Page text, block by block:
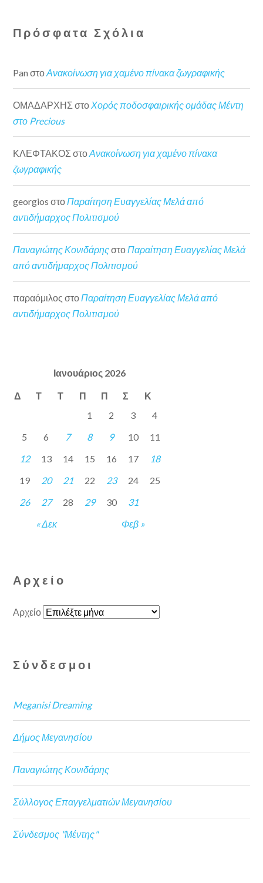
Πρόσφατα Σχόλια
Pan στοΑνακοίνωση για χαμένο πίνακα ζωγραφικής
ΟΜΑΔΑΡΧΗΣ στο Χορός ποδοσφαιρικής ομάδας Μέντη
στο Precious
ΚΛΕΦΤΑΚΟΣ στοΑνακοίνωση για χαμένο πίνακα
ζωγραφικής
georgios στοΠαραίτηση Ευαγγελίας Μελά από
αντιδήμαρχος Πολιτισμού
Παναγιώτης ΚονιδάρηςστοΠαραίτηση Ευαγγελίας Μελά
από αντιδήμαρχος Πολιτισμού
παραόμιλος στοΠαραίτηση Ευαγγελίας Μελά από
αντιδήμαρχος Πολιτισμού
Ιανουάριος 2026
Δ Τ Τ Π Π Σ Κ
« Δεκ Φεβ »
1 2 3
4
5
6 7 8 9 10
11
12
13 14 15 16 17
18
19
20 21 22 23 24
25
26
27 28 29 30 31
Αρχείο
Αρχείο
Σύνδεσμοι
Meganisi Dreaming
Δήμος Μεγανησίου
Παναγιώτης Κονιδάρης
Σύλλογος Επαγγελματιών Μεγανησίου
Σύνδεσμος "Μέντης"